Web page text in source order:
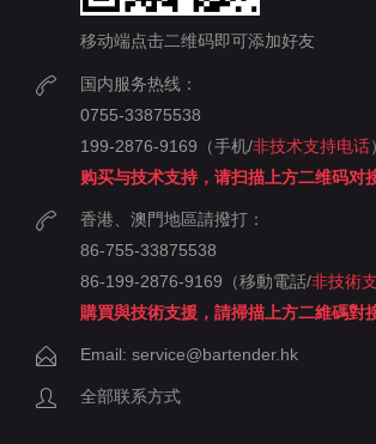
移动端点击二维码即可添加好友
国内服务热线：
0755-33875538
199-2876-9169（手机/非技术支持电话）
购买与技术支持，请扫描上方二维码对
香港、澳門地區請撥打：
86-755-33875538
86-199-2876-9169（移動電話/非技術
購買與技術支援，請掃描上方二維碼對
Email: service@bartender.hk
全部联系方式